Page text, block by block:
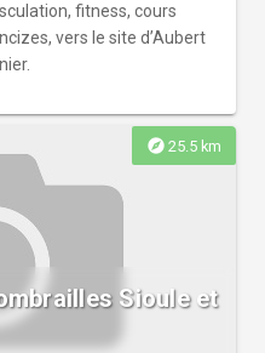
fitness, cours
vers le site d’Aubert
explore 25.5 km
Sioule et